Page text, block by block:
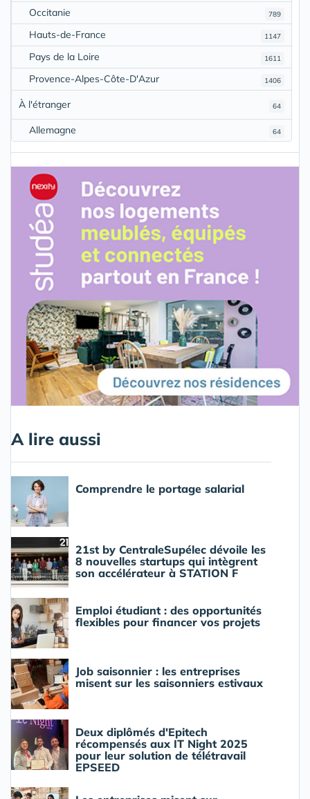
789
Occitanie
1147
Hauts-de-France
1611
Pays de la Loire
1406
Provence-Alpes-Côte-D'Azur
64
À l'étranger
64
Allemagne
A lire aussi
Comprendre le portage salarial
21st by CentraleSupélec dévoile les
8 nouvelles startups qui intègrent
son accélérateur à STATION F
Emploi étudiant : des opportunités
flexibles pour financer vos projets
Job saisonnier : les entreprises
misent sur les saisonniers estivaux
Deux diplômés d'Epitech
récompensés aux IT Night 2025
pour leur solution de télétravail
EPSEED